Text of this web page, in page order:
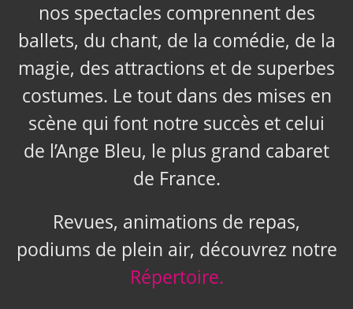
nos spectacles comprennent des
ballets, du chant, de la comédie, de la
magie, des attractions et de superbes
costumes. Le tout dans des mises en
scène qui font notre succès et celui
de l’Ange Bleu, le plus grand cabaret
de France.
Revues, animations de repas,
podiums de plein air, découvrez notre
Répertoire.